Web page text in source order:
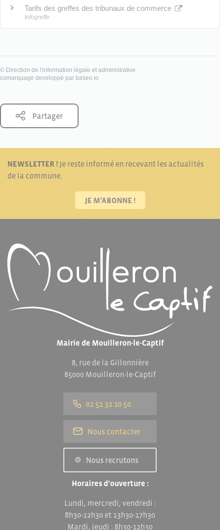
Tarifs des greffes des tribunaux de commerce
Infogreffe
© Direction de l'information légale et administrative
comarquage developpé par baseo.io
Partager
NEWSLETTER ! Je reste informé en recevant les actualités
de la commune.
JE M'ABONNE !
Mairie de Mouilleron-le-Captif
8, rue de la Gillonnière
85000 Mouilleron-le-Captif
02 51 31 10 50
Nous contacter
Nous recrutons
Horaires d’ouverture :
Lundi, mercredi, vendredi :
8h30-12h30 et 13h30-17h30
Mardi, jeudi : 8h30-12h30